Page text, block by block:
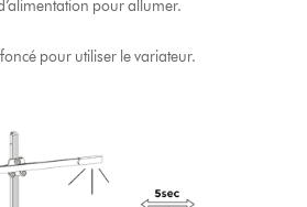
pour allumer.
pour utiliser le variateur.